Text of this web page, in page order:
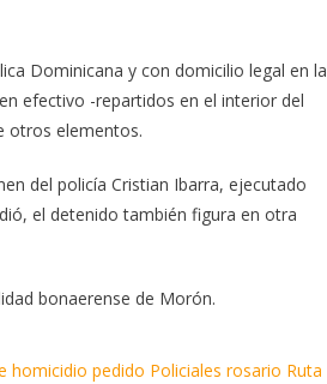
Dominicana y con domicilio legal en la
efectivo -repartidos en el interior del
otros elementos.
del policía Cristian Ibarra, ejecutado
el detenido también figura en otra
bonaerense de Morón.
homicidio pedido Policiales rosario Ruta